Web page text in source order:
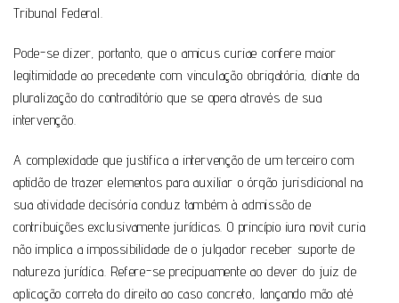
Tribunal Federal.
Pode-se dizer, portanto, que o amicus curiae confere maior
legitimidade ao precedente com vinculação obrigatória, diante da
pluralização do contraditório que se opera através de sua
intervenção.
A complexidade que justifica a intervenção de um terceiro com
aptidão de trazer elementos para auxiliar o órgão jurisdicional na
sua atividade decisória conduz também à admissão de
contribuições exclusivamente jurídicas. O princípio iura novit curia
não implica a impossibilidade de o julgador receber suporte de
natureza jurídica. Refere-se precipuamente ao dever do juiz de
aplicação correta do direito ao caso concreto, lançando mão até